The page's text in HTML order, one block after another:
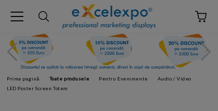
Prima pagină Toate produsele Pentru Evenimente
Audio / Video
LED Poster Screen Totem